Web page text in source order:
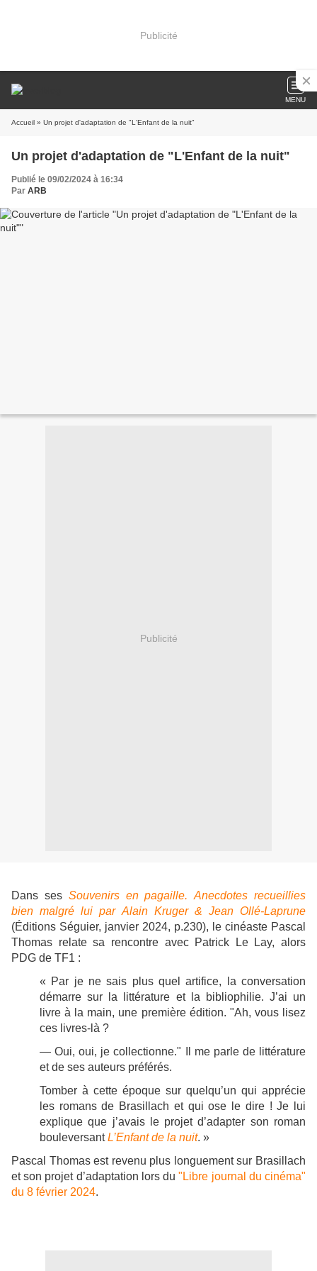
Publicité
MENU
Accueil » Un projet d'adaptation de "L'Enfant de la nuit"
Un projet d'adaptation de "L'Enfant de la nuit"
Publié le 09/02/2024 à 16:34
Par ARB
Publicité
Dans ses Souvenirs en pagaille. Anecdotes recueillies
bien malgré lui par Alain Kruger & Jean Ollé-Laprune
(Éditions Séguier, janvier 2024, p.230), le cinéaste Pascal
Thomas relate sa rencontre avec Patrick Le Lay, alors
PDG de TF1 :
« Par je ne sais plus quel artifice, la conversation
démarre sur la littérature et la bibliophilie. J’ai un
livre à la main, une première édition. "Ah, vous lisez
ces livres-là ?
— Oui, oui, je collectionne." Il me parle de littérature
et de ses auteurs préférés.
Tomber à cette époque sur quelqu’un qui apprécie
les romans de Brasillach et qui ose le dire ! Je lui
explique que j’avais le projet d’adapter son roman
bouleversantL’Enfant de la nuit. »
Pascal Thomas est revenu plus longuement sur Brasillach
et son projet d’adaptation lors du"Libre journal du cinéma"
du 8 février 2024.